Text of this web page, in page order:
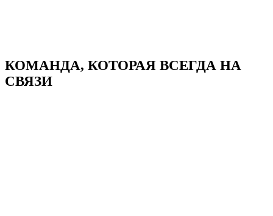
КОМАНДА, КОТОРАЯ ВСЕГДА НА
СВЯЗИ